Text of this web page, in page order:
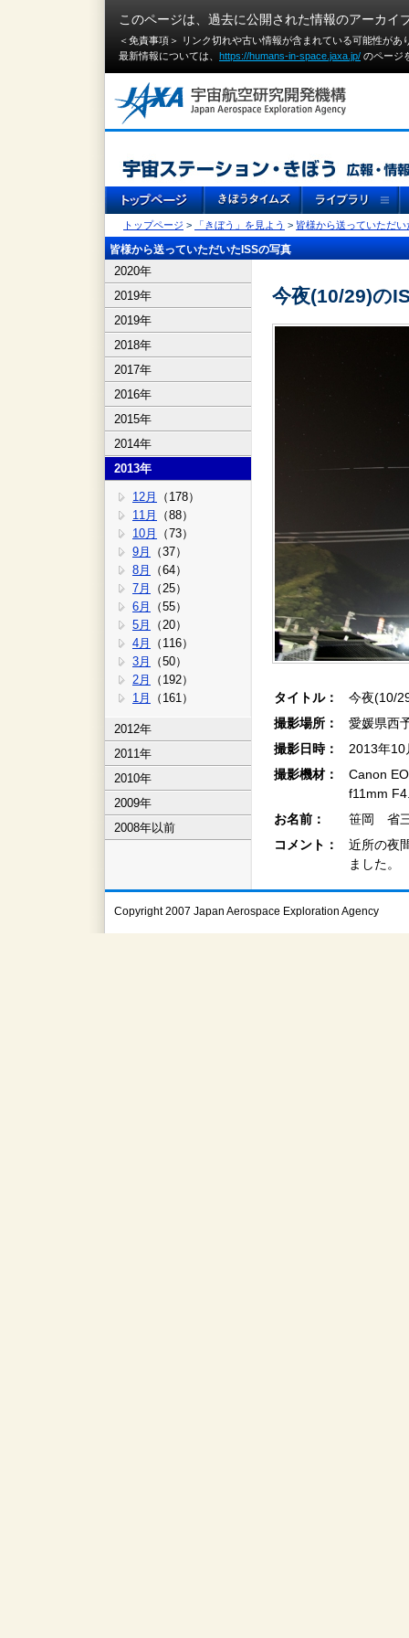
このページは、過去に公開された情報のアーカイ
＜免責事項＞ リンク切れや古い情報が含まれている可能性が
最新情報については、 https://humans-in-space.jaxa.jp/ のページ
トップページ > 「きぼう」を見よう > 皆様から送っていただい
皆様から送っていただいたISSの写真
2020年
2019年
2019年
2018年
2017年
2016年
2015年
2014年
2013年
12月
（178）
11月
（88）
10月
（73）
9月
（37）
8月
（64）
7月
（25）
6月
（55）
5月
（20）
4月
（116）
3月
（50）
2月
（192）
1月
（161）
2012年
2011年
2010年
2009年
2008年以前
今夜(10/29)の
タイトル：
今夜(10/
撮影場所：
愛媛県西
撮影日時：
2013年
撮影機材：
Canon
f11mm
お名前：
笹岡 省
コメント：
近所の夜
ました。
Copyright 2007 Japan Aerospace Exploration Agency